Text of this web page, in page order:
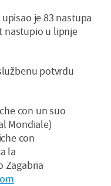
je 83 nastupa
nastupio u lipnje
potvrdu
con un suo
Mondiale)
con
la
Zagabria